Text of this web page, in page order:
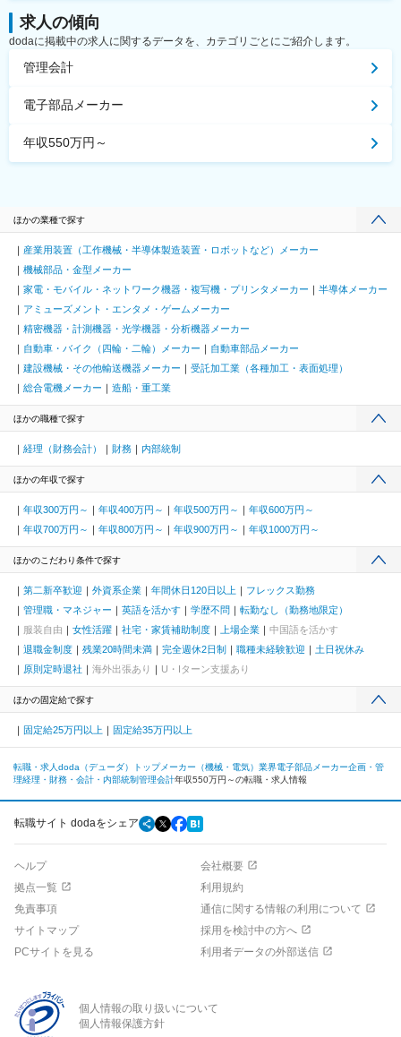
求人の傾向
dodaに掲載中の求人に関するデータを、カテゴリごとにご紹介します。
管理会計
電子部品メーカー
年収550万円～
ほかの業種で探す
産業用装置（工作機械・半導体製造装置・ロボットなど）メーカー
機械部品・金型メーカー
家電・モバイル・ネットワーク機器・複写機・プリンタメーカー
半導体メーカー
アミューズメント・エンタメ・ゲームメーカー
精密機器・計測機器・光学機器・分析機器メーカー
自動車・バイク（四輪・二輪）メーカー
自動車部品メーカー
建設機械・その他輸送機器メーカー
受託加工業（各種加工・表面処理）
総合電機メーカー
造船・重工業
ほかの職種で探す
経理（財務会計） 財務 内部統制
ほかの年収で探す
年収300万円～ 年収400万円～ 年収500万円～
年収600万円～
年収700万円～
年収800万円～ 年収900万円～ 年収1000万円～
ほかのこだわり条件で探す
第二新卒歓迎 外資系企業 年間休日120日以上
フレックス勤務
管理職・マネジャー
英語を活かす 学歴不問
転勤なし（勤務地限定）
服装自由
女性活躍 社宅・家賃補助制度 上場企業
中国語を活かす
退職金制度
残業20時間未満 完全週休2日制 職種未経験歓迎
土日祝休み
原則定時退社
海外出張あり U・Iターン支援あり
ほかの固定給で探す
固定給25万円以上 固定給35万円以上
転職・求人doda（デューダ）トップメーカー（機械・電気）業界電子部品メーカー企画・管
理経理・財務・会計・内部統制管理会計年収550万円～の転職・求人情報
転職サイト dodaをシェア
ヘルプ
会社概要
拠点一覧
利用規約
免責事項
通信に関する情報の利用について
サイトマップ
採用を検討中の方へ
PCサイトを見る
利用者データの外部送信
個人情報の取り扱いについて
個人情報保護方針